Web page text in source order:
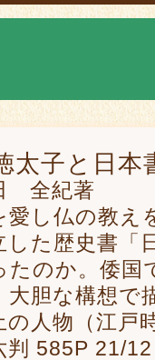
太子と日
全紀著
愛し仏の教え
した歴史書「
たのか。倭国
大胆な構想で
の人物（江戸
判 585P